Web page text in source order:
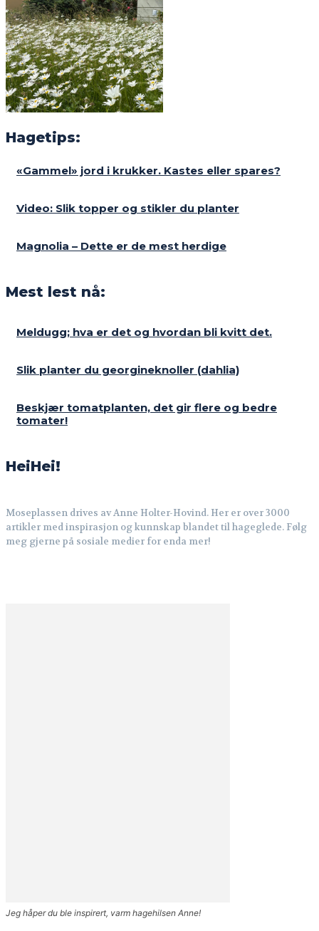
Hagetips:
«Gammel» jord i krukker. Kastes eller spares?
Video: Slik topper og stikler du planter
Magnolia – Dette er de mest herdige
Mest lest nå:
Meldugg; hva er det og hvordan bli kvitt det.
Slik planter du georgineknoller (dahlia)
Beskjær tomatplanten, det gir flere og bedre
tomater!
HeiHei!
Moseplassen drives av Anne Holter-Hovind. Her er over 3000
artikler med inspirasjon og kunnskap blandet til hageglede. Følg
meg gjerne på sosiale medier for enda mer!
Jeg håper du ble inspirert, varm hagehilsen Anne!